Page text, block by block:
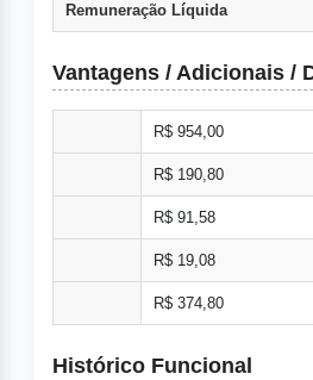
Remuneração Líquida
Vantagens / Adicionais /
R$ 954,00
R$ 190,80
R$ 91,58
R$ 19,08
R$ 374,80
Histórico Funcional